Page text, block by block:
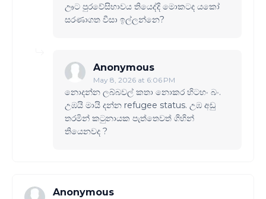
ඌට පුරවේසිභාවය තියෙද්දි මොකටද යකෝ
සරණාගත වීසා ඉල්ලන්නෙ?
Anonymous
May 8, 2026 at 6:06 PM
නොදන්න ලබ්බවල් කතා නොකර හිටහං බං.
උඹයි මායි දන්න refugee status. උඹ අඩු
තරමින් කටුනායක පැත්තෙවත් ගිහින්
තියෙනවද ?
Anonymous